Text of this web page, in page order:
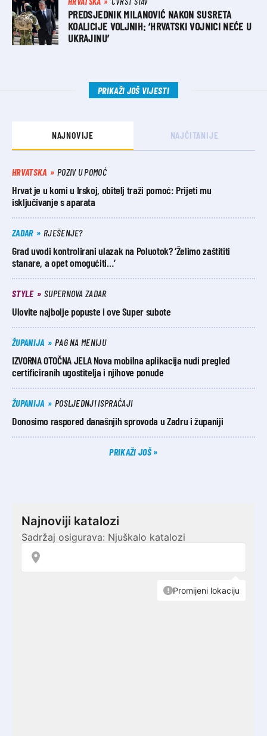
PREDSJEDNIK MILANOVIĆ NAKON SUSRETA
KOALICIJE VOLJNIH: ‘HRVATSKI VOJNICI NEĆE U
UKRAJINU’
PRIKAŽI JOŠ VIJESTI
NAJNOVIJE NAJČITANIJE
HRVATSKA POZIV U POMOĆ
Hrvat je u komi u Irskoj, obitelj traži pomoć: Prijeti mu
isključivanje s aparata
ZADAR RJEŠENJE?
Grad uvodi kontrolirani ulazak na Poluotok? ‘Želimo zaštititi
stanare, a opet omogućiti…’
STYLE SUPERNOVA ZADAR
Ulovite najbolje popuste i ove Super subote
ŽUPANIJA PAG NA MENIJU
IZVORNA OTOČNA JELA Nova mobilna aplikacija nudi pregled
certificiranih ugostitelja i njihove ponude
ŽUPANIJA POSLJEDNJI ISPRAĆAJI
Donosimo raspored današnjih sprovoda u Zadru i županiji
PRIKAŽI JOŠ